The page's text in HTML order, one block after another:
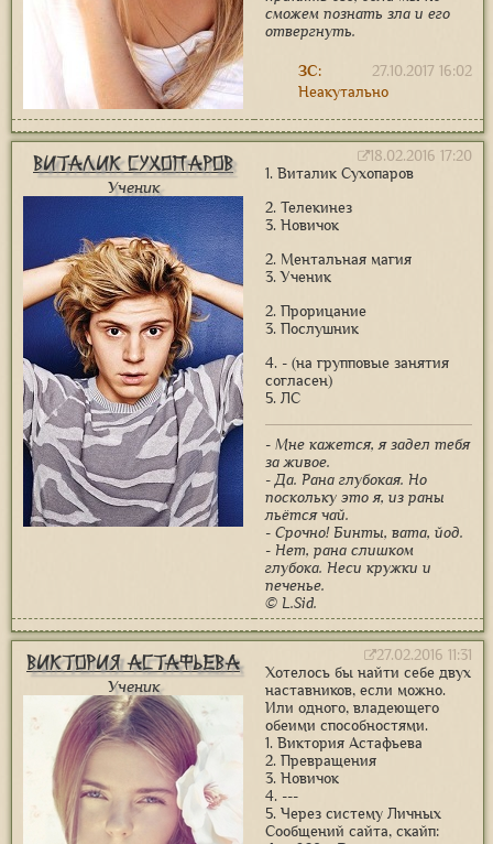
сможем познать зла и его
отвергнуть.
27.10.2017 16:02
ЗС:
Неакутально
Виталик Сухопаров
Ученик
18.02.2016 17:20
1. Виталик Сухопаров
2. Телекинез
3. Новичок
2. Ментальная магия
3. Ученик
2. Прорицание
3. Послушник
4. - (на групповые занятия
согласен)
5. ЛС
- Мне кажется, я задел тебя
за живое.
- Да. Рана глубокая. Но
поскольку это я, из раны
льётся чай.
- Срочно! Бинты, вата, йод.
- Нет, рана слишком
глубока. Неси кружки и
печенье.
© L.Sid.
Виктория Астафьева
Ученик
27.02.2016 11:31
Хотелось бы найти себе двух
наставников, если можно.
Или одного, владеющего
обеими способностями.
1. Виктория Астафьева
2. Превращения
3. Новичок
4. ---
5. Через систему Личных
Сообщений сайта, скайп: